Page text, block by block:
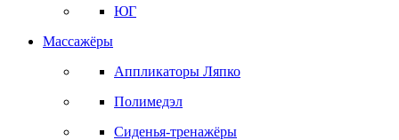
ЮГ
Массажёры
Аппликаторы Ляпко
Полимедэл
Сиденья-тренажёры